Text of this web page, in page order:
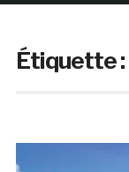
Étiquette :